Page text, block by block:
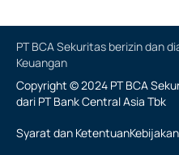
PT BCA Sekuritas berizin dan
Keuangan
Copyright © 2024 PT BCA
dari PT Bank Central Asia Tbk
Syarat dan Ketentuan